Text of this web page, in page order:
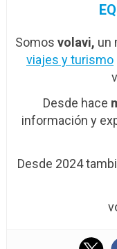
Somosvolavi, un
viajes y turismo
Desde hace
información y
Desde 2024